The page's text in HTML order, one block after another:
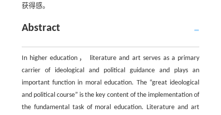
获得感。
Abstract
In higher education， literature and art serves as a primary
carrier of ideological and political guidance and plays an
important function in moral education. The “great ideological
and political course” is the key content of the implementation of
the fundamental task of moral education. Literature and art